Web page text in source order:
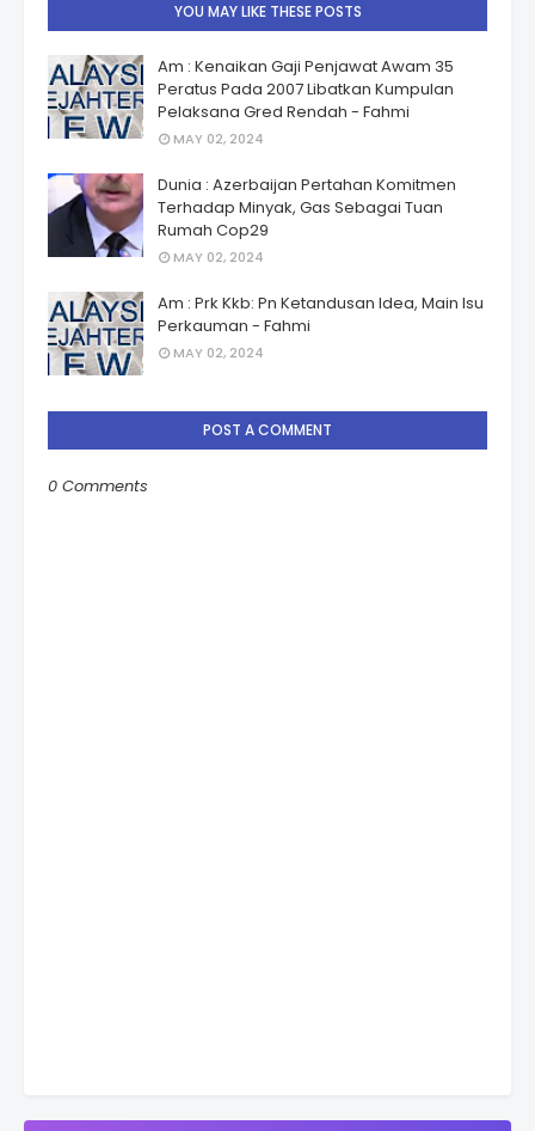
YOU MAY LIKE THESE POSTS
Am : Kenaikan Gaji Penjawat Awam 35
Peratus Pada 2007 Libatkan Kumpulan
Pelaksana Gred Rendah - Fahmi
MAY 02, 2024
Dunia : Azerbaijan Pertahan Komitmen
Terhadap Minyak, Gas Sebagai Tuan
Rumah Cop29
MAY 02, 2024
Am : Prk Kkb: Pn Ketandusan Idea, Main Isu
Perkauman - Fahmi
MAY 02, 2024
POST A COMMENT
0 Comments